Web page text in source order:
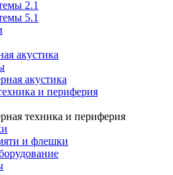
2.1
5.1
акустика
акустика
и периферия
техника и периферия
и флешки